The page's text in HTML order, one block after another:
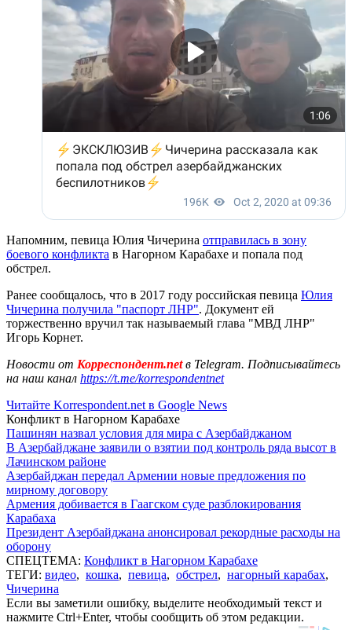
Напомним, певица Юлия Чичерина отправилась в зону
боевого конфликта в Нагорном Карабахе и попала под
обстрел.
Ранее сообщалось, что в 2017 году российская певица Юлия
Чичерина получила "паспорт ЛНР". Документ ей
торжественно вручил так называемый глава "МВД ЛНР"
Игорь Корнет.
Новости от Корреспондент.netв Telegram. Подписывайтесь
на наш канал https://t.me/korrespondentnet
Читайте Korrespondent.net в Google News
Конфликт в Нагорном Карабахе
Пашинян назвал условия для мира с Азербайджаном
В Азербайджане заявили о взятии под контроль ряда высот в
Лачинском районе
Азербайджан передал Армении новые предложения по
мирному договору
Армения добивается в Гаагском суде разблокирования
Карабаха
Президент Азербайджана анонсировал рекордные расходы на
оборону
СПЕЦТЕМА: Конфликт в Нагорном Карабахе
ТЕГИ: видео, кошка, певица, обстрел, нагорный карабах,
Чичерина
Если вы заметили ошибку, выделите необходимый текст и
нажмите Ctrl+Enter, чтобы сообщить об этом редакции.